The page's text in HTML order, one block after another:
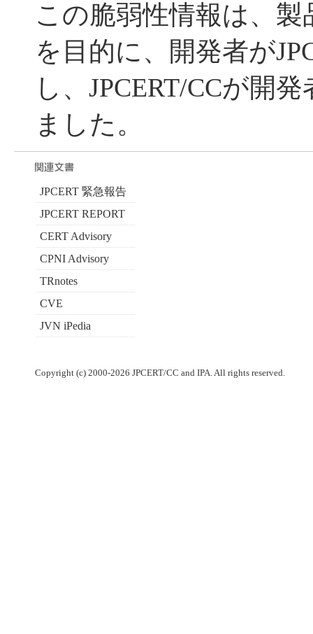
この脆弱性情報は、
を目的に、開発者が
し、JPCERT/CCが開
ました。
JPCERT 緊急報告
JPCERT REPORT
CERT Advisory
CPNI Advisory
TRnotes
CVE
JVN iPedia
Copyright (c) 2000-2026 JPCERT/CC and IPA. All rights reserved.